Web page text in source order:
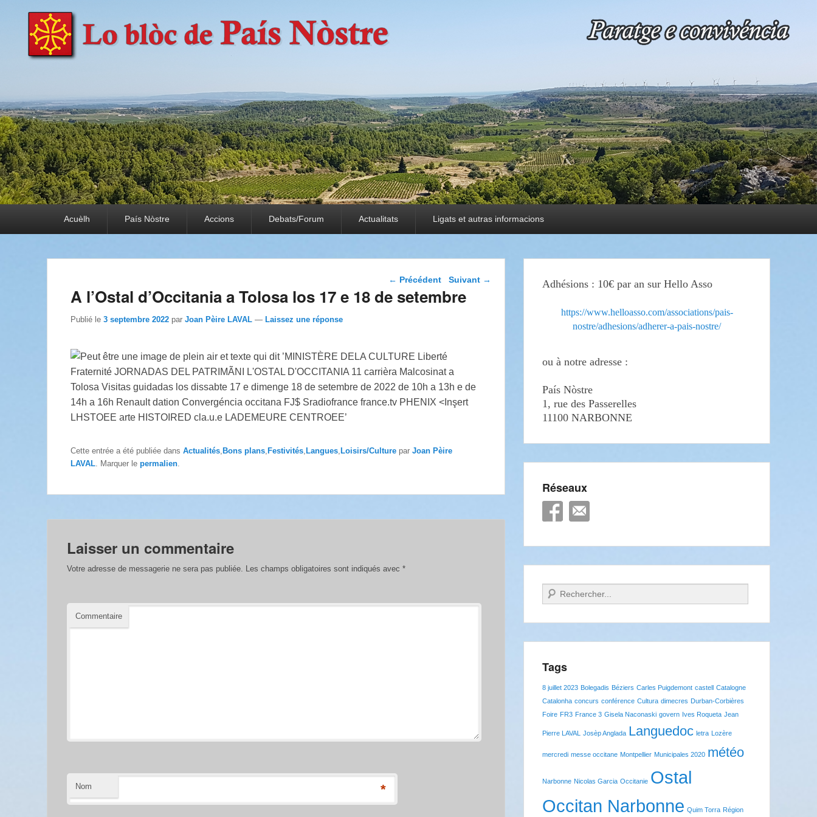
País Nòstre
Paratge e Convivència
Acuèlh País Nòstre Accions Debats/Forum Actualitats Ligats et autras informacions
Navigation dans les
← Précédent Suivant →
A l’Ostal d’Occitania a Tolosa los 17 e 18 de setembre
Publié le 3 septembre 2022 par Joan Pèire LAVAL — Laissez une réponse
Cette entrée a été publiée dans Actualités Bons plans Festivités Langues Loisirs/Culture par Joan Pèire
LAVAL . Marquer le permalien
Laisser un commentaire
Votre adresse de messagerie ne sera pas publiée. Les champs obligatoires sont indiqués avec *
Commentaire
Nom *
Adhésions : 10€ par an sur Hello Asso
https://www.helloasso.com/associations/pais-
nostre/adhesions/adherer-a-pais-nostre/
ou à notre adresse :
País Nòstre
1, rue des Passerelles
11100 NARBONNE
Réseaux
Recherche
Tags
8 juillet 2023 Bolegadis Béziers Carles Puigdemont castell Catalogne
Catalonha concurs conférence Cultura dimecres Durban-Corbières
Foire FR3 France 3 Gisela Naconaski govern Ives Roqueta Jean
Pierre LAVAL Josèp Anglada Languedoc letra Lozère
mercredi messe occitane Montpellier Municipales 2020 météo
Narbonne Nicolas Garcia Occitanie Ostal
Occitan Narbonne Quim Torra Région